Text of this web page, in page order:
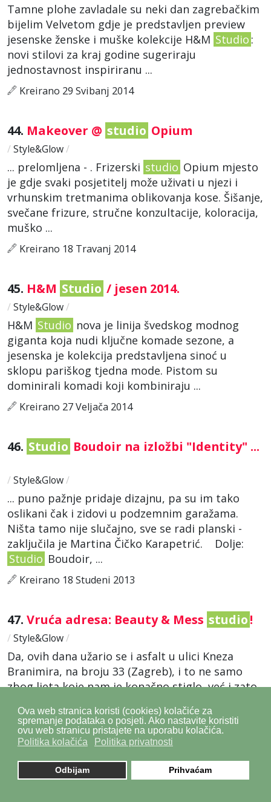
Ova web stranica koristi (cookies) kolačiće za
spremanje podataka o posjeti. Ako nastavite koristiti
ovu web stranicu pristajete na uporabu kolačića.
Politika kolačića
Politika privatnosti
Odbijam Prihvaćam
Tamne plohe zavladale su neki dan zagrebačkim
bijelim Velvetom gdje je predstavljen preview
jesenske ženske i muške kolekcije H&M Studio :
novi stilovi za kraj godine sugeriraju
jednostavnost inspiriranu ...
Kreirano 29 Svibanj 2014
44. Makeover @ studio Opium
/ Style&Glow/
... prelomljena - . Frizerski studio Opium mjesto
je gdje svaki posjetitelj može uživati u njezi i
vrhunskim tretmanima oblikovanja kose. Šišanje,
svečane frizure, stručne konzultacije, koloracija,
muško ...
Kreirano 18 Travanj 2014
45. H&M Studio / jesen 2014.
/ Style&Glow/
H&M Studio nova je linija švedskog modnog
giganta koja nudi ključne komade sezone, a
jesenska je kolekcija predstavljena sinoć u
sklopu pariškog tjedna mode. Pistom su
dominirali komadi koji kombiniraju ...
Kreirano 27 Veljača 2014
46. Studio Boudoir na izložbi "Identity" ...
/ Style&Glow/
... puno pažnje pridaje dizajnu, pa su im tako
oslikani čak i zidovi u podzemnim garažama.
Ništa tamo nije slučajno, sve se radi planski -
zaključila je Martina Čičko Karapetrić. Dolje:
Studio Boudoir, ...
Kreirano 18 Studeni 2013
47. Vruća adresa: Beauty & Mess studio!
/ Style&Glow/
Da, ovih dana užario se i asfalt u ulici Kneza
Branimira, na broju 33 (Zagreb), i to ne samo
zbog ljeta koje nam je konačno stiglo, već i zato
adresa na kojoj ...
Kreirano 17 Lipanj 2013
48.Max MaraStudiokampanja za